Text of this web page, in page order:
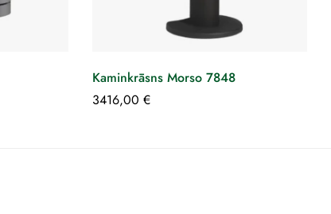
Kaminkrāsns Morso 7848
3416,00 €